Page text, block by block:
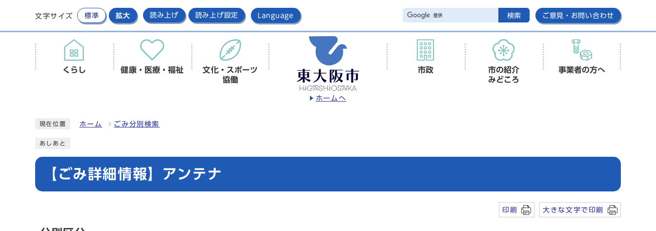
文字サイズ 標準 拡大 読み上げ 読み上げ設定 Language 検索 ご意見・お問い合わせ
ホームへ
くらし 健康・医療・福祉
文化・スポーツ
協働
市政
市の紹介
みどころ
事業者の方へ
現在位置 ホーム ごみ分別検索
あしあと
【ごみ詳細情報】アンテナ
印刷 大きな文字で印刷